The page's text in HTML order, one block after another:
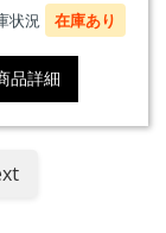
状況 在庫あり
品詳細